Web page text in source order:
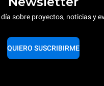
sobre proyectos, noticias y
QUIERO SUSCRIBIRME